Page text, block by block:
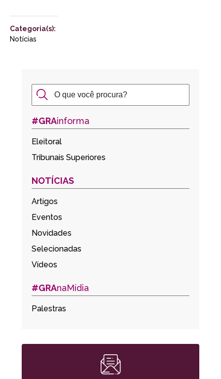
Categoria(s):
Notícias
#GRAinforma
Eleitoral
Tribunais Superiores
NOTÍCIAS
Artigos
Eventos
Novidades
Selecionadas
Vídeos
#GRAnaMídia
Palestras